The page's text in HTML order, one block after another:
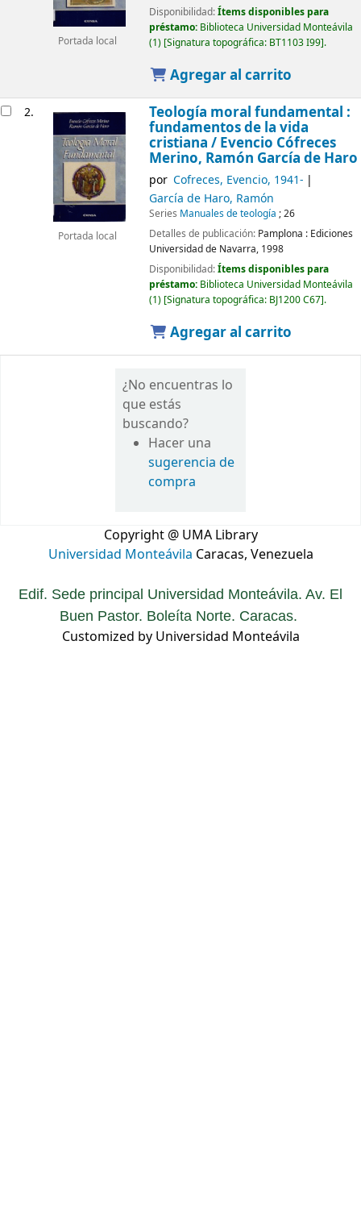
Portada local
Disponibilidad:Ítems disponibles para
préstamo: Biblioteca Universidad Monteávila
(1) Signatura topográfica: BT1103 I99 .
Agregar al carrito
2.
Portada local
Teología moral fundamental :
fundamentos de la vida
cristiana / Evencio Cófreces
Merino, Ramón García de Haro
por Cofreces, Evencio, 1941-
García de Haro, Ramón
Series Manuales de teología ; 26
Detalles de publicación: Pamplona : Ediciones
Universidad de Navarra, 1998
Disponibilidad:Ítems disponibles para
préstamo: Biblioteca Universidad Monteávila
(1) Signatura topográfica: BJ1200 C67 .
Agregar al carrito
¿No encuentras lo
que estás
buscando?
Hacer una
sugerencia de
compra
Copyright @ UMA Library
Universidad Monteávila Caracas, Venezuela
Edif. Sede principal Universidad Monteávila. Av. El
Buen Pastor. Boleíta Norte. Caracas.
Customized by Universidad Monteávila